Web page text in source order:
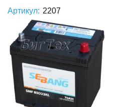
Артикул: 2207